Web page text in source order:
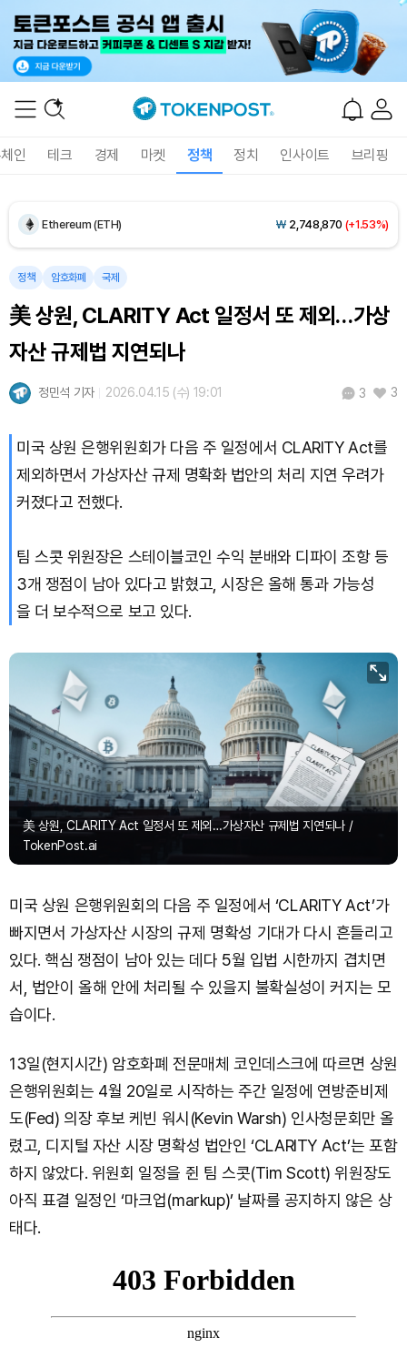
인 테크 경제 마켓 정책 정치 인사이트 브리핑
Dogecoin (DOGE) (+1.33%)
Bitcoin (BTC) 92,643,652 (+0.80%)
Tether USDt (USDT) ₩1,424(+0.04%)
USDC (USDC)
XRP (XRP) 1,479(-0.83%)
TRON (TRX) ₩ 467.0(+0.23%)
Dogecoin (DOGE) ₩ 99.56
Bitcoin (BTC)
정책 암호화폐 국제
美 상원, CLARITY Act 일정서 또 제외…가상
자산 규제법 지연되나
정민석 기자 2026.04.15 (수) 19:01 3 3
미국 상원 은행위원회가 다음 주 일정에서 CLARITY Act를
제외하면서 가상자산 규제 명확화 법안의 처리 지연 우려가
커졌다고 전했다.
팀 스콧 위원장은 스테이블코인 수익 분배와 디파이 조항 등
3개 쟁점이 남아 있다고 밝혔고, 시장은 올해 통과 가능성
을 더 보수적으로 보고 있다.
美 상원, CLARITY Act 일정서 또 제외…가상자산 규제법 지연되나 /
TokenPost.ai
미국 상원 은행위원회의 다음 주 일정에서 ‘CLARITY Act’가
빠지면서 가상자산 시장의 규제 명확성 기대가 다시 흔들리고
있다. 핵심 쟁점이 남아 있는 데다 5월 입법 시한까지 겹치면
서, 법안이 올해 안에 처리될 수 있을지 불확실성이 커지는 모
습이다.
13일(현지시간) 암호화폐 전문매체 코인데스크에 따르면 상원
은행위원회는 4월 20일로 시작하는 주간 일정에 연방준비제
도(Fed) 의장 후보 케빈 워시(Kevin Warsh) 인사청문회만 올
렸고, 디지털 자산 시장 명확성 법안인 ‘CLARITY Act’는 포함
하지 않았다. 위원회 일정을 쥔 팀 스콧(Tim Scott) 위원장도
아직 표결 일정인 ‘마크업(markup)’ 날짜를 공지하지 않은 상
태다.